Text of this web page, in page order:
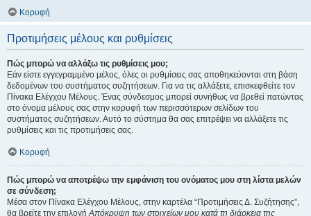
Κορυφή
Προτιμήσεις μέλους και ρυθμίσεις
Πώς μπορώ να αλλάξω τις ρυθμίσεις μου;
Εάν είστε εγγεγραμμένο μέλος, όλες οι ρυθμίσεις σας αποθηκεύονται στη βάση
δεδομένων του συστήματος συζητήσεων. Για να τις αλλάξετε, επισκεφθείτε τον
Πίνακα Ελέγχου Μέλους. Ένας σύνδεσμος μπορεί συνήθως να βρεθεί πατώντας
στο όνομα μέλους σας στην κορυφή των περισσότερων σελίδων του
συστήματος συζητήσεων. Αυτό το σύστημα θα σας επιτρέψει να αλλάξετε τις
ρυθμίσεις και τις προτιμήσεις σας.
Κορυφή
Πώς μπορώ να αποτρέψω την εμφάνιση του ονόματος μου στη λίστα μελών
σε σύνδεση;
Μέσα στον Πίνακα Ελέγχου Μέλους, στην καρτέλα “Προτιμήσεις Δ. Συζήτησης”,
θα βρείτε την επιλογήΑπόκρυψη των στοιχείων μου κατά τη διάρκεια της